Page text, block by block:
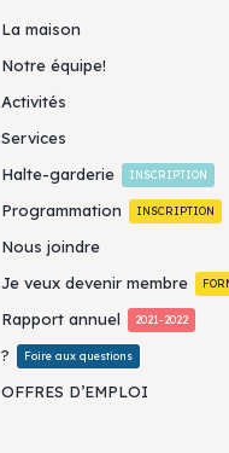
La maison
Notre équipe!
Activités
Services
Halte-garderie
INSCRIPTION
Programmation INSCRIPTION
Nous joindre
Je veux devenir membre
Rapport annuel 2021-2022
? Foire aux questions
OFFRES D’EMPLOI